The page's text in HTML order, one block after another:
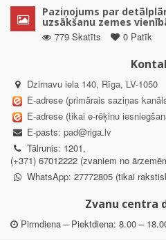
Paziņojums par
uzsākšanu zemes
779 Skatīts
0 Patīk
Dzirnavu iela 140, Rīga, LV-1050
E-adrese (primārais saziņas
E-adrese (tikai e-rēķinu
E-pasts: pad@riga.lv
Tālrunis: 1201,
(+371) 67012222 (zvaniem no
WhatsApp: 27772805 (tikai
Zvanu centra
Pirmdiena – Piektdiena: 8.00 –